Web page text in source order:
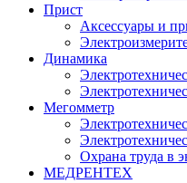
Прист
Аксессуары и
Динамика
Мегомметр
Охрана труда в
МЕДРЕНТЕХ